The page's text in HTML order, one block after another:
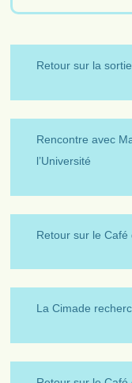
Retour sur la
Rencontre avec
l’Université
Retour sur le Café
La Cimade